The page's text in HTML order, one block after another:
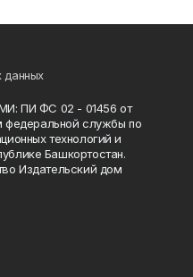
данных
ПИ ФС 02 - 01456 от
федеральной службы по
технологий и
Башкортостан.
Издательский дом